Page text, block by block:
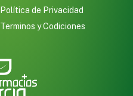
Política de Privacidad
Terminos y Codiciones